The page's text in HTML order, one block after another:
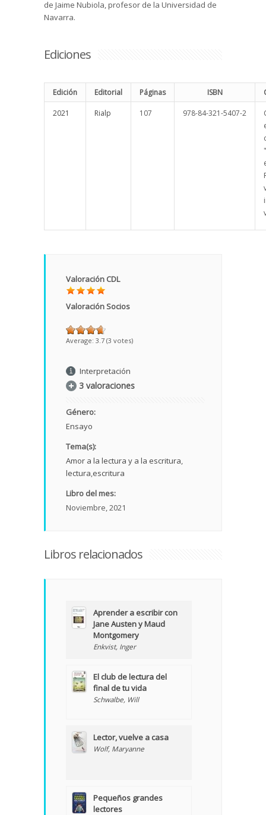
de Jaime Nubiola, profesor de la Universidad de
Navarra.
Ediciones
Edición Editorial Páginas ISBN
2021 Rialp 107 978-84-321-5407-2
Valoración CDL
Valoración Socios
Average: 3.7 (3 votes)
Interpretación
3 valoraciones
Género:
Ensayo
Tema(s):
Amor a la lectura y a la escritura
lectura escritura
Libro del mes:
Noviembre, 2021
Libros relacionados
Aprender a escribir con
Jane Austen y Maud
Montgomery
Enkvist, Inger
El club de lectura del
final de tu vida
Schwalbe, Will
Lector, vuelve a casa
Wolf, Maryanne
Pequeños grandes
lectores